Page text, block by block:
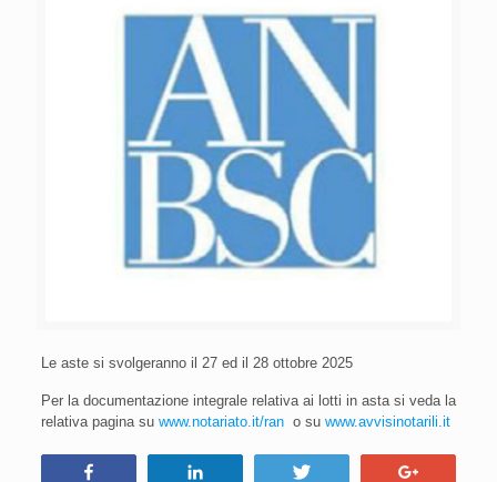
Le aste si svolgeranno il 27 ed il 28 ottobre 2025
Per la documentazione integrale relativa ai lotti in asta si veda la
relativa pagina su www.notariato.it/rano su www.avvisinotarili.it